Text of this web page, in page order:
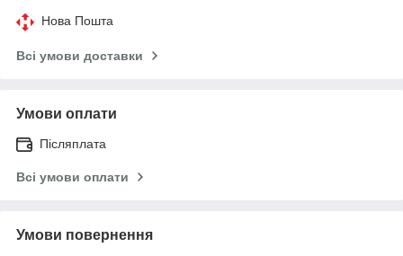
Нова Пошта
Всі умови доставки
Умови оплати
Післяплата
Всі умови оплати
Умови повернення